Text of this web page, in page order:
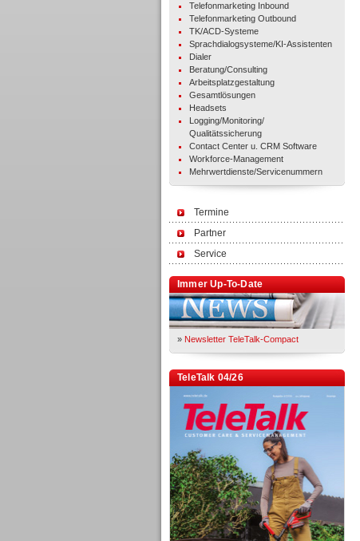
Telefonmarketing Inbound
Telefonmarketing Outbound
TK/ACD-Systeme
Sprachdialogsysteme/KI-Assistenten
Dialer
Beratung/Consulting
Arbeitsplatzgestaltung
Gesamtlösungen
Headsets
Logging/Monitoring/
Qualitätssicherung
Contact Center u. CRM Software
Workforce-Management
Mehrwertdienste/Servicenummern
Termine
Partner
Service
Immer Up-To-Date
» Newsletter TeleTalk-Compact
TeleTalk 04/26